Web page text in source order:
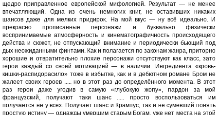
щедро приправленное европейской мифологией. Результат — не менее
впечатляющий. Одна из очень немногих книг, не оставивших никаких
шансов даже для мелких придирок. На мой вкус — ну всё идеально. И
прекрасно прописанные персонажи и буквально физически
воспринимаемые атмосферность и кинематографичность происходящего
действа и сюжет, не отпускающий внимание и периодически бьющий под
дых неожиданными финтами. Как и полагается по законам жанра, приторно
хорошие и отвратительно плохие персонажи отсутствуют как класс, зато
герои каждый со своей мотивацией — в наличии. Ингредиента «кровь-
кишки-распидорасило» тоже в избытке, как и в дебютном романе Бром не
жалеет своих героев ..... но в этот раз до определённого момента. В этот
раз герои даже угодив в самую «глубокую жопу», пардон за мой
французский, получают таки шанс ..... просто воспользоваться им
получается не у всех. Получает шанс и Крампус, так и не сумевший понять
простую истину — однажды умершим старым Богам, уже нет места на этой